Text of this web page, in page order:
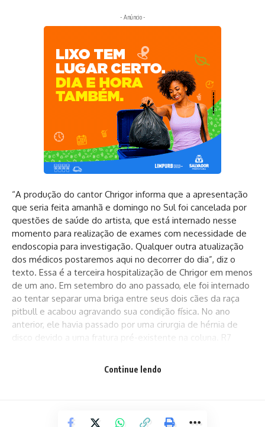
- Anúncio -
“A produção do cantor Chrigor informa que a apresentação
que seria feita amanhã e domingo no Sul foi cancelada por
questões de saúde do artista, que está internado nesse
momento para realização de exames com necessidade de
endoscopia para investigação. Qualquer outra atualização
dos médicos postaremos aqui no decorrer do dia”, diz o
texto. Essa é a terceira hospitalização de Chrigor em menos
de um ano. Em setembro do ano passado, ele foi internado
ao tentar separar uma briga entre seus dois cães da raça
pitbull e acabou agravando sua condição física. No ano
anterior, ele havia passado por uma cirurgia de hérnia de
disco devido a uma fratura pré-existente na coluna. R7
Continue lendo